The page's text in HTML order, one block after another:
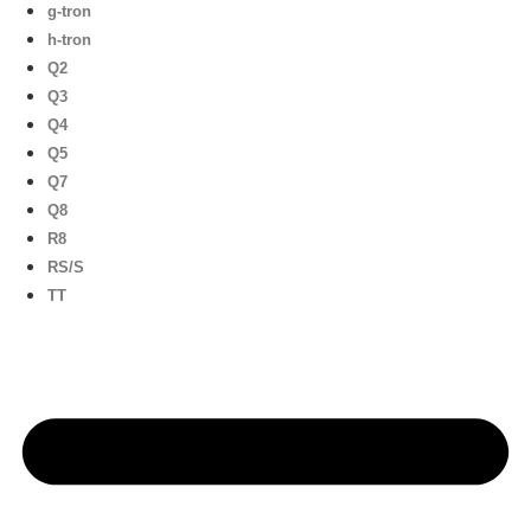
g-tron
h-tron
Q2
Q3
Q4
Q5
Q7
Q8
R8
RS/S
TT